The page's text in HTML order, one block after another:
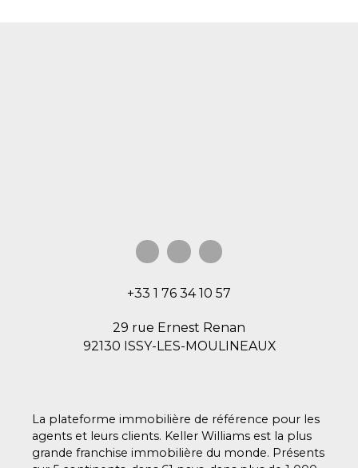
+33 1 76 34 10 57
29 rue Ernest Renan
92130 ISSY-LES-MOULINEAUX
La plateforme immobilière de référence pour les
agents et leurs clients. Keller Williams est la plus
grande franchise immobilière du monde. Présents